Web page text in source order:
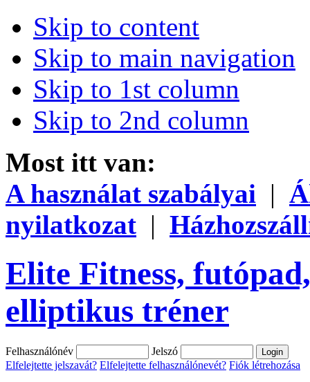
Skip to content
Skip to main navigation
Skip to 1st column
Skip to 2nd column
Most itt van:
A használat szabályai |
nyilatkozat |
Elite Fitness,
elliptikus tréner
Felhasználónév
Jelszó
Elfelejtette jelszavát? Elfelejtette felhasználónevét? Fiók létrehozása